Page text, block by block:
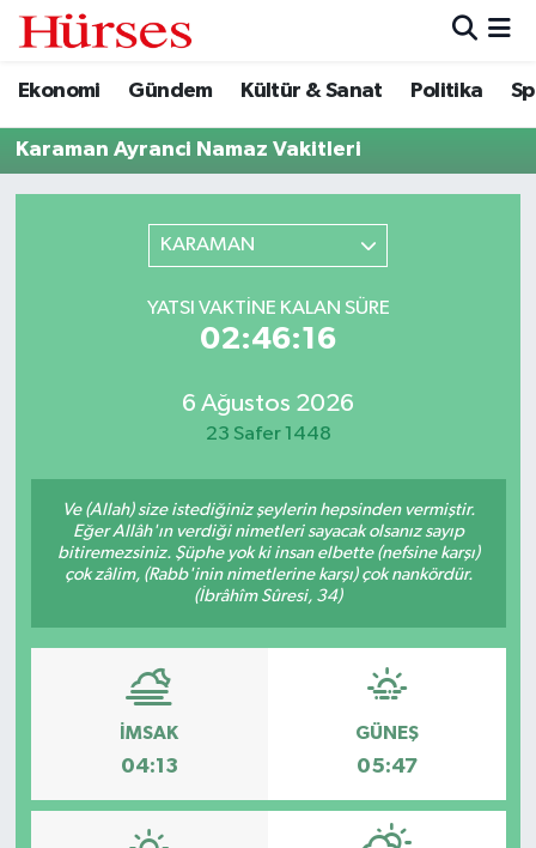
Ekonomi Gündem Kültür & Sanat Politika
Karaman Ayranci Namaz Vakitleri
KARAMAN
YATSI VAKTINE KALAN SÜRE
02:46:16
6 Ağustos 2026
23 Safer 1448
Ve (Allah) size istediğiniz şeylerin hepsinden vermiştir.
Eğer Allâh'ın verdiği nimetleri sayacak olsanız sayıp
bitiremezsiniz. Şüphe yok ki insan elbette (nefsine karşı)
çok zâlim, (Rabb'inin nimetlerine karşı) çok nankördür.
(İbrâhîm Sûresi, 34)
İMSAK
04:13
GÜNEŞ
05:47
Ekonomi
Gündem
Hava Durumu
Trafik Durumu
Tüm Manşetler
Son Dakika Haberleri